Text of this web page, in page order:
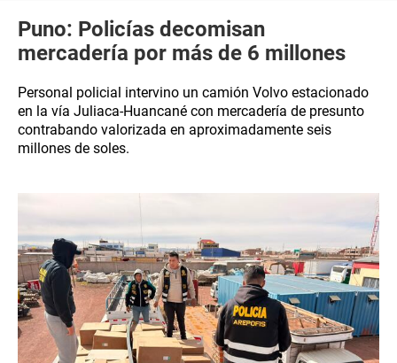
Puno: Policías decomisan
mercadería por más de 6 millones
Personal policial intervino un camión Volvo estacionado
en la vía Juliaca-Huancané con mercadería de presunto
contrabando valorizada en aproximadamente seis
millones de soles.